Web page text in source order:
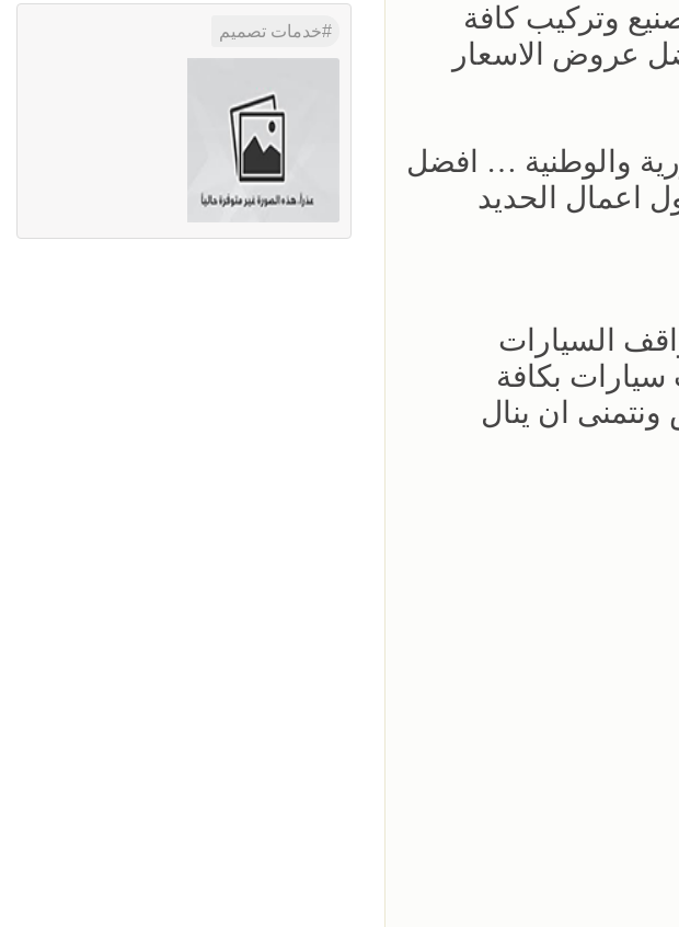
وتركيب كافة
عروض الاسعار
والوطنية … افضل
اعمال الحديد
السيارات
مظلات سيارات بكافة
ان ينال
خدمات تصميم